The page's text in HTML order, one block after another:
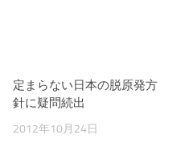
定まらない日本の脱原発方
針に疑問続出
2012年10月24日